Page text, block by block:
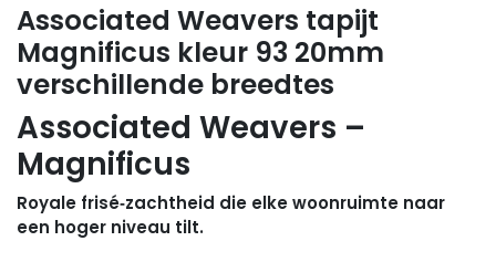
Associated Weavers tapijt
Magnificus kleur 93 20mm
verschillende breedtes
Associated Weavers –
Magnificus
Royale frisé‑zachtheid die elke woonruimte naar
een hoger niveau tilt.